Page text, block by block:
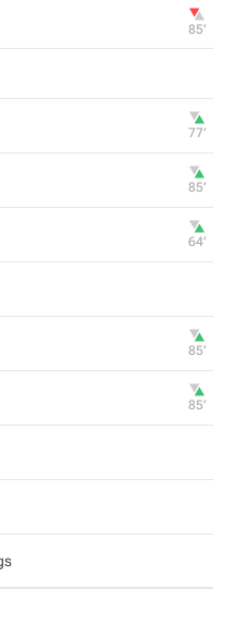
85‎’‎
77‎’‎
85‎’‎
64‎’‎
85‎’‎
85‎’‎